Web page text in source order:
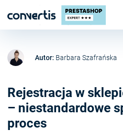
Autor: Barbara Szafrańska
Rejestracja w
– niestandardowe
proces